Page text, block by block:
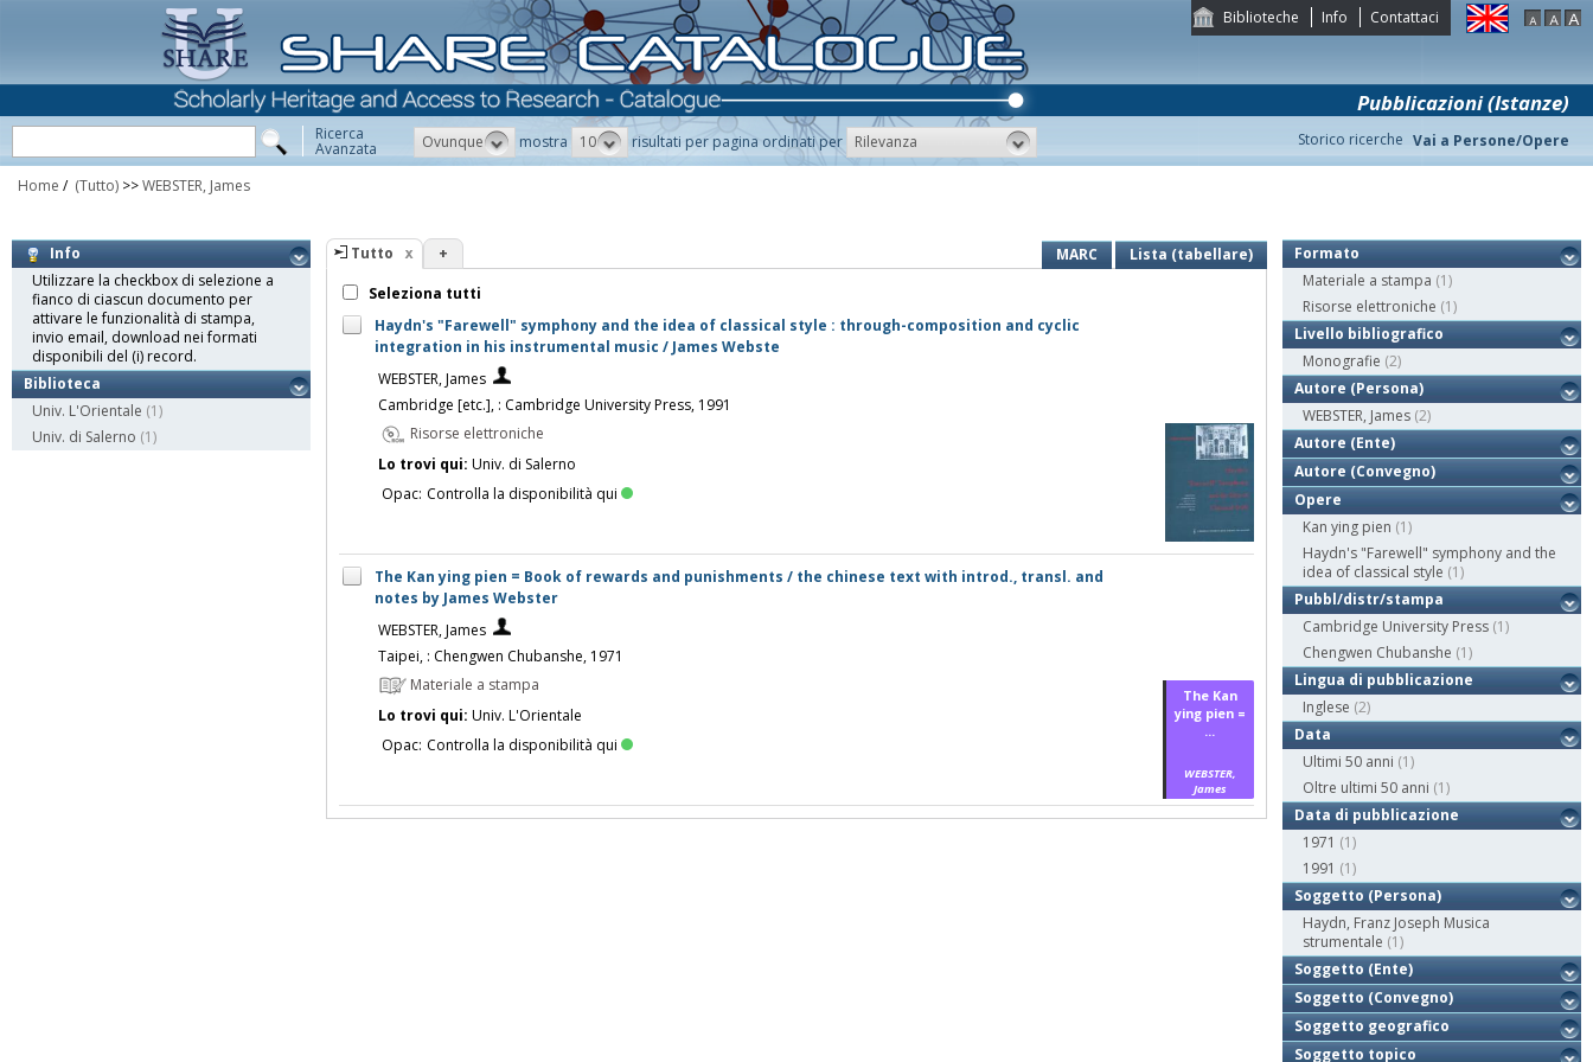
Biblioteche Info Contattaci
Storico ricerche
Pubblicazioni (Istanze)
Ricerca
Avanzata Ovunque mostra 10 risultati per pagina ordinati per Rilevanza Vai a Persone/Opere
Home / (Tutto) >>WEBSTER, James
Info
Utilizzare la checkbox di selezione a
fianco di ciascun documento per
attivare le funzionalità di stampa,
invio email, download nei formati
disponibili del (i) record.
Biblioteca
Univ. L'Orientale (1)
Univ. di Salerno (1)
Tutto + MARC
Lista (tabellare)
Seleziona tutti
Haydn's "Farewell" symphony and the idea of classical style : through-composition and cyclic
integration in his instrumental music / James Webste
WEBSTER, James
Cambridge [etc.], : Cambridge University Press, 1991
Risorse elettroniche
Lo trovi qui: Univ. di Salerno
Opac: Controlla la disponibilità qui
The Kan ying pien = Book of rewards and punishments / the chinese text with introd., transl. and
notes by James Webster
WEBSTER, James
Taipei, : Chengwen Chubanshe, 1971
Materiale a stampa
Lo trovi qui: Univ. L'Orientale
Opac: Controlla la disponibilità qui
The Kan
ying pien =
...
WEBSTER,
James
Formato
Materiale a stampa (1)
Risorse elettroniche (1)
Livello bibliografico
Monografie (2)
Autore (Persona)
WEBSTER, James (2)
Autore (Ente)
Autore (Convegno)
Opere
Kan ying pien (1)
Haydn's "Farewell" symphony and the
idea of classical style (1)
Pubbl/distr/stampa
Cambridge University Press (1)
Chengwen Chubanshe (1)
Lingua di pubblicazione
Inglese (2)
Data
Ultimi 50 anni (1)
Oltre ultimi 50 anni (1)
Data di pubblicazione
1971 (1)
1991 (1)
Soggetto (Persona)
Haydn, Franz Joseph Musica
strumentale (1)
Soggetto (Ente)
Soggetto (Convegno)
Soggetto geografico
Soggetto topico